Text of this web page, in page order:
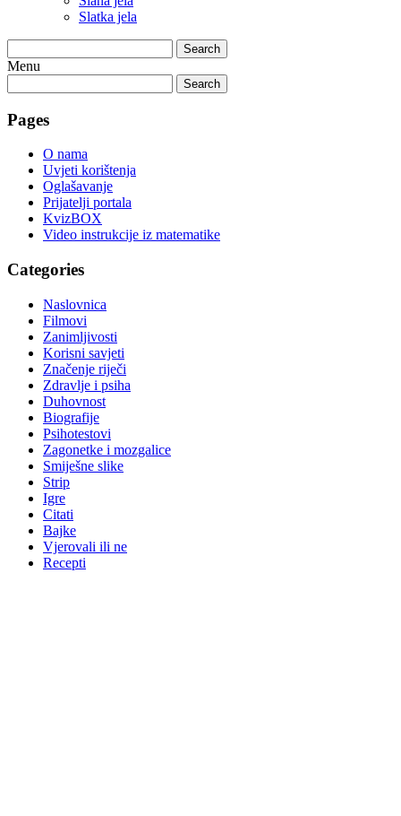
Slatka jela
Search
Menu
Search
Pages
O nama
Uvjeti korištenja
Oglašavanje
Prijatelji portala
KvizBOX
Video instrukcije iz matematike
Categories
Naslovnica
Filmovi
Zanimljivosti
Korisni savjeti
Značenje riječi
Zdravlje i psiha
Duhovnost
Biografije
Psihotestovi
Zagonetke i mozgalice
Smiješne slike
Strip
Igre
Citati
Bajke
Vjerovali ili ne
Recepti